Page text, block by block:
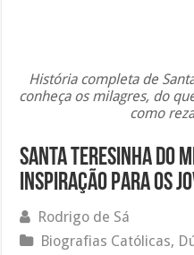
História completa de
conheça os milagres, do
como
Santa Teresinha do
inspiração para os
Rodrigo de Sá
Biografias Católicas,